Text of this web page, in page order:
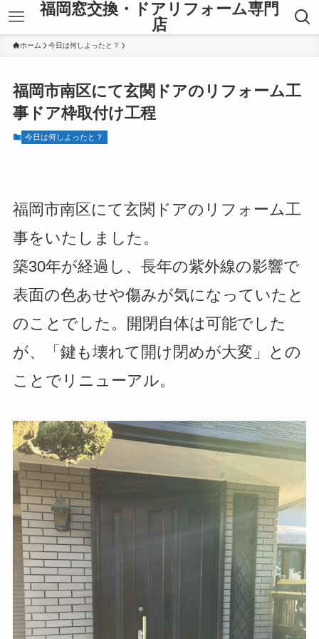
福岡窓交換・ドアリフォーム専門
店
ホーム 今日は何しよったと？
福岡市南区にて玄関ドアのリフォーム工
事ドア枠取付け工程
今日は何しよったと？
福岡市南区にて玄関ドアのリフォーム工
事をいたしました。
築30年が経過し、長年の紫外線の影響で
表面の色あせや傷みが気になっていたと
のことでした。開閉自体は可能でした
が、「鍵も壊れて開け閉めが大変」との
ことでリニューアル。